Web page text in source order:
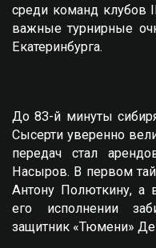
среди команд клубов
важные турнирные
Екатеринбурга.
До 83-й минуты
Сысерти уверенно
передач стал
Насыров. В первом
Антону Полюткину, а
его исполнении
защитник «Тюмени»